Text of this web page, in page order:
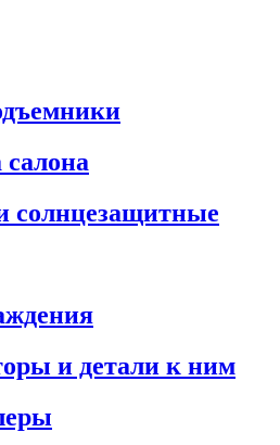
солнцезащитные
и детали к ним